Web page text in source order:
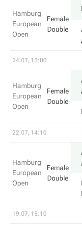
Hamburg
European
Open
Female
Double
24.07, 15:00
Hamburg
European
Open
Female
Double
22.07, 14:10
Hamburg
European
Open
Female
Double
19.07, 15:10